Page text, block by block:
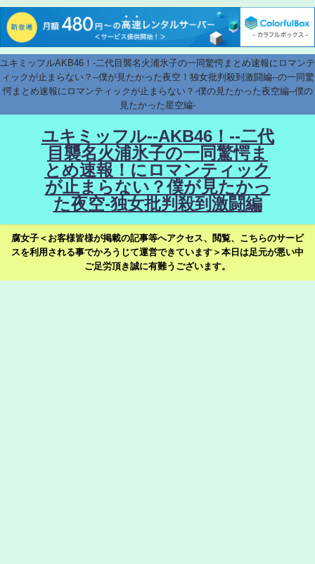
ユキミッフルAKB46！-二代目襲名火浦氷子の一同驚愕まとめ速報にロマンテ
ィックが止まらない？--僕が見たかった夜空！独女批判殺到激闘編--の一同驚
愕まとめ速報にロマンティックが止まらない？-僕の見たかった夜空編--僕の
見たかった星空編-
ユキミッフル--AKB46！--二代
目襲名火浦氷子の一同驚愕ま
とめ速報！にロマンティック
が止まらない？僕が見たかっ
た夜空-独女批判殺到激闘編
腐女子＜お客様皆様が掲載の記事等へアクセス、閲覧、こちらのサービ
スを利用される事でかろうじて運営できています＞本日は足元が悪い中
ご足労頂き誠に有難うございます。